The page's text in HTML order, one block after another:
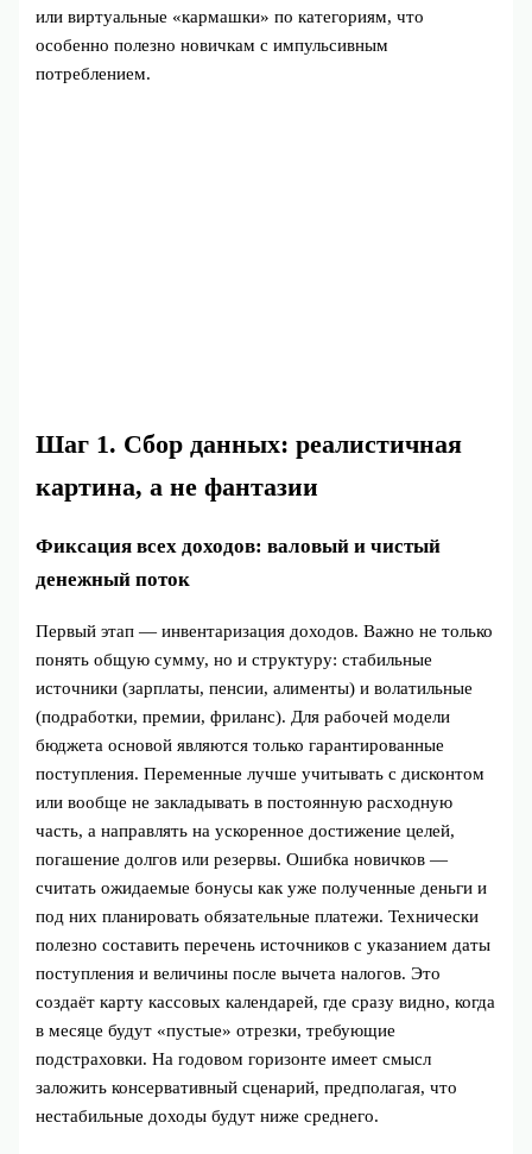
или виртуальные «кармашки» по категориям, что
особенно полезно новичкам с импульсивным
потреблением.
Шаг 1. Сбор данных: реалистичная
картина, а не фантазии
Фиксация всех доходов: валовый и чистый
денежный поток
Первый этап — инвентаризация доходов. Важно не только
понять общую сумму, но и структуру: стабильные
источники (зарплаты, пенсии, алименты) и волатильные
(подработки, премии, фриланс). Для рабочей модели
бюджета основой являются только гарантированные
поступления. Переменные лучше учитывать с дисконтом
или вообще не закладывать в постоянную расходную
часть, а направлять на ускоренное достижение целей,
погашение долгов или резервы. Ошибка новичков —
считать ожидаемые бонусы как уже полученные деньги и
под них планировать обязательные платежи. Технически
полезно составить перечень источников с указанием даты
поступления и величины после вычета налогов. Это
создаёт карту кассовых календарей, где сразу видно, когда
в месяце будут «пустые» отрезки, требующие
подстраховки. На годовом горизонте имеет смысл
заложить консервативный сценарий, предполагая, что
нестабильные доходы будут ниже среднего.